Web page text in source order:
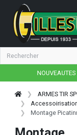
NOUVEAUTES
ARMES TIR
Montage